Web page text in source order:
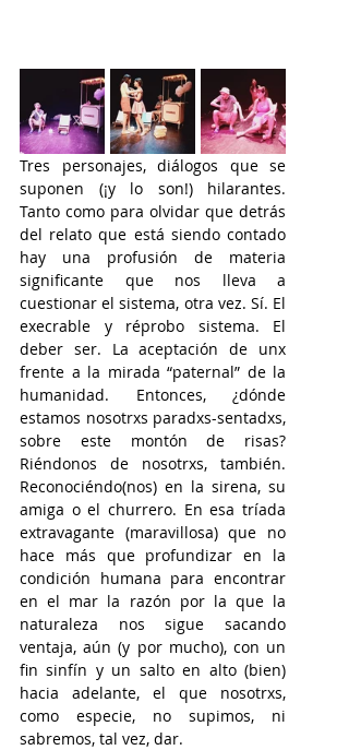
Tres personajes, diálogos que se
suponen (¡y lo son!) hilarantes.
Tanto como para olvidar que detrás
del relato que está siendo contado
hay una profusión de materia
significante que nos lleva a
cuestionar el sistema, otra vez. Sí. El
execrable y réprobo sistema. El
deber ser. La aceptación de unx
frente a la mirada “paternal” de la
humanidad. Entonces, ¿dónde
estamos nosotrxs paradxs-sentadxs,
sobre este montón de risas?
Riéndonos de nosotrxs, también.
Reconociéndo(nos) en la sirena, su
amiga o el churrero. En esa tríada
extravagante (maravillosa) que no
hace más que profundizar en la
condición humana para encontrar
en el mar la razón por la que la
naturaleza nos sigue sacando
ventaja, aún (y por mucho), con un
fin sinfín y un salto en alto (bien)
hacia adelante, el que nosotrxs,
como especie, no supimos, ni
sabremos, tal vez, dar.